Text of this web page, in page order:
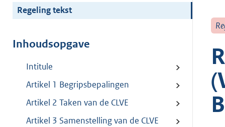
Regeling tekst
Inhoudsopgave
Intitule
Artikel 1 Begripsbepalingen
Artikel 2 Taken van de CLVE
Artikel 3 Samenstelling van de CLVE